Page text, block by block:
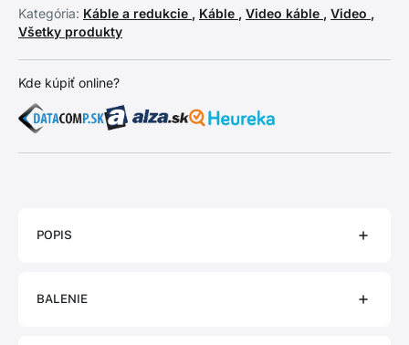
Kategória: Káble a redukcie , Káble , Video káble , Video ,
Všetky produkty
Kde kúpiť online?
POPIS
BALENIE